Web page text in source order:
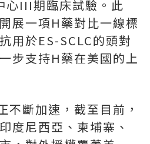
心III期臨床試驗。此
展一項H藥對比一線標
用於ES-SCLC的頭對
步支持H藥在美國的上
不斷加速，截至目前，
度尼西亞、柬埔寨、